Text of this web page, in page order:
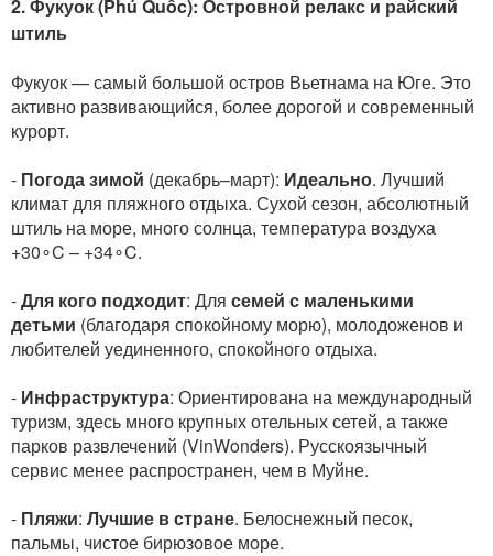
2. Фукуок (Phú Quốc): Островной релакс и райский
штиль
Фукуок — самый большой остров Вьетнама на Юге. Это
активно развивающийся, более дорогой и современный
курорт.
- Погода зимой (декабрь–март): Идеально. Лучший
климат для пляжного отдыха. Сухой сезон, абсолютный
штиль на море, много солнца, температура воздуха
+30∘C – +34∘C.
-Для кого подходит: Для семей с маленькими
детьми (благодаря спокойному морю), молодоженов и
любителей уединенного, спокойного отдыха.
- Инфраструктура: Ориентирована на международный
туризм, здесь много крупных отельных сетей, а также
парков развлечений (VinWonders). Русскоязычный
сервис менее распространен, чем в Муйне.
- Пляжи: Лучшие в стране. Белоснежный песок,
пальмы, чистое бирюзовое море.